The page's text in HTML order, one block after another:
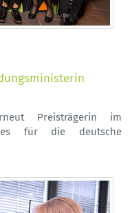
Preisträgerin im
für die deutsche